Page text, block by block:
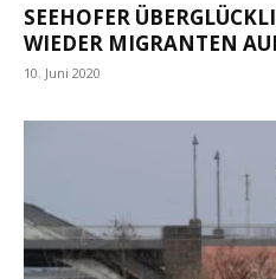
SEEHOFER
WIEDER MIGRANTEN
10. Juni 2020